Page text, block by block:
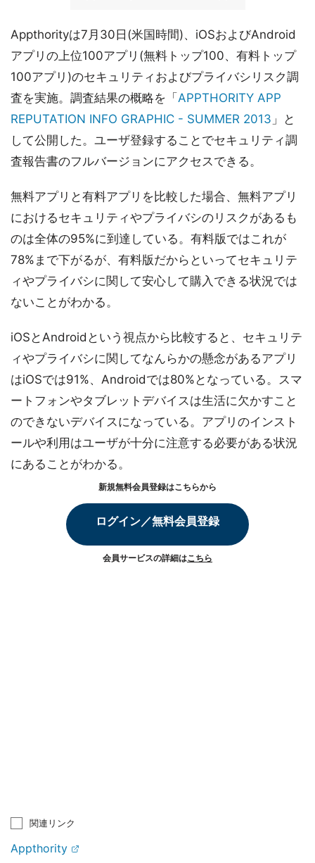
Appthorityは7月30日(米国時間)、iOSおよびAndroid
アプリの上位100アプリ(無料トップ100、有料トップ
100アプリ)のセキュリティおよびプライバシリスク調
査を実施。調査結果の概略を「 APPTHORITY APP
REPUTATION INFO GRAPHIC - SUMMER 2013 」と
して公開した。ユーザ登録することでセキュリティ調
査報告書のフルバージョンにアクセスできる。
無料アプリと有料アプリを比較した場合、無料アプリ
におけるセキュリティやプライバシのリスクがあるも
のは全体の95%に到達している。有料版ではこれが
78%まで下がるが、有料版だからといってセキュリテ
ィやプライバシに関して安心して購入できる状況では
ないことがわかる。
iOSとAndroidという視点から比較すると、セキュリテ
ィやプライバシに関してなんらかの懸念があるアプリ
はiOSでは91%、Androidでは80%となっている。スマ
ートフォンやタブレットデバイスは生活に欠かすこと
のできないデバイスになっている。アプリのインスト
ールや利用はユーザが十分に注意する必要がある状況
にあることがわかる。
新規無料会員登録はこちらから
ログイン／無料会員登録
会員サービスの詳細はこちら
関連リンク
Appthority